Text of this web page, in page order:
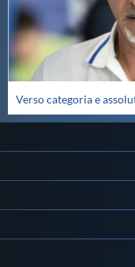
Scuole Nuoto
Area Legislativa
Protezione Civile
Verso categoria e